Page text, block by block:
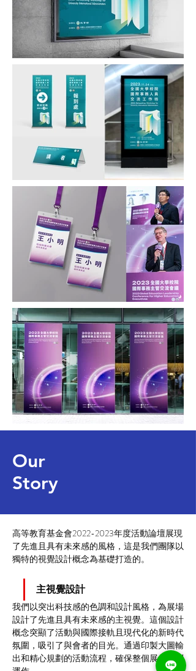
Our
Story
高等教育基金會2022-2023年度活動論壇展現
了先進且具有未來感的風格，這是我們團隊以
獨特的視覺設計概念為基礎打造的。
主視覺設計
我們以突出科技感的色調和設計風格，為展場
設計了先進且具有未來感的主視覺。這個設計
概念突顯了活動與國際接軌且現代化的新時代
氛圍，吸引了與會者的目光。通過印製大圖輸
出和精心規劃的活動流程，確保整個展會順利